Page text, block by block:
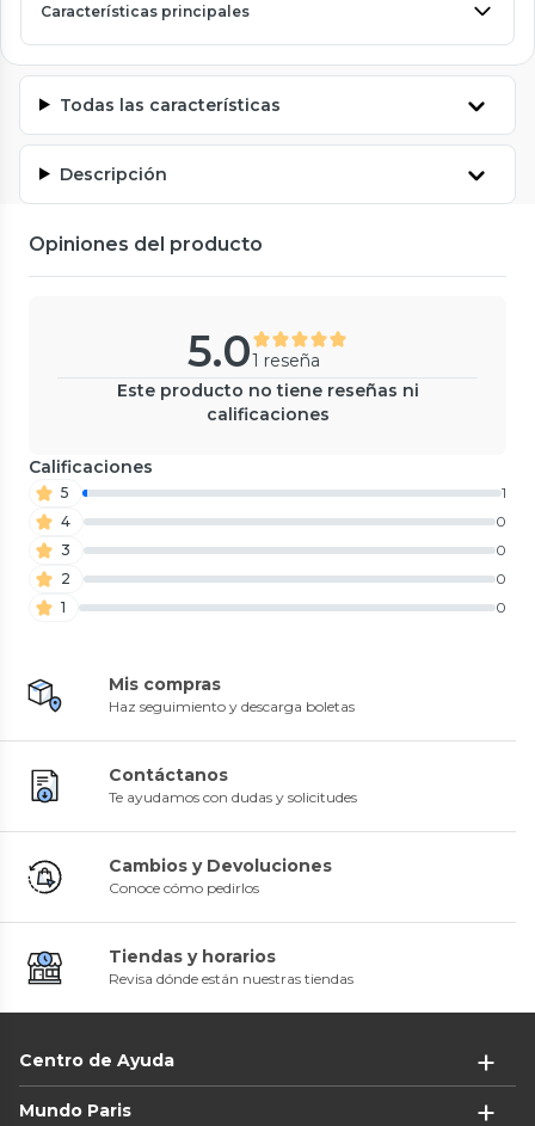
Características principales
Todas las características
Descripción
Opiniones del producto
5.01 reseña
Este producto no tiene reseñas ni
calificaciones
Calificaciones
5
1
4
0
3
0
2
0
1
0
Mis compras
Haz seguimiento y descarga boletas
Contáctanos
Te ayudamos con dudas y solicitudes
Cambios y Devoluciones
Conoce cómo pedirlos
Tiendas y horarios
Revisa dónde están nuestras tiendas
Centro de Ayuda
Mundo Paris